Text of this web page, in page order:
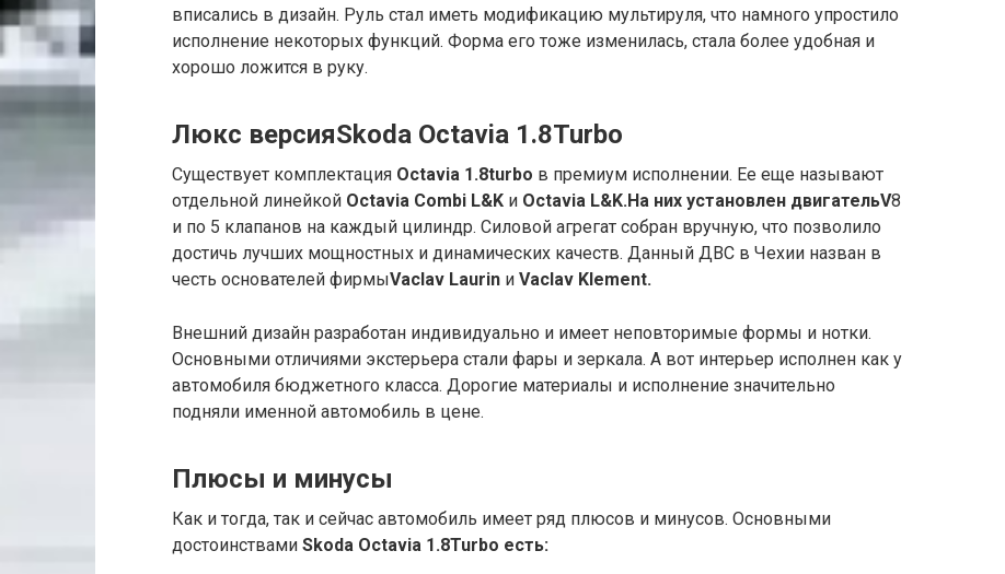
вписались в дизайн. Руль стал иметь модификацию мультируля, что намного упростило
исполнение некоторых функций. Форма его тоже изменилась, стала более удобная и
хорошо ложится в руку.
Люкс версияSkoda Octavia 1.8Turbo
Существует комплектация Octavia 1.8turbo в премиум исполнении. Ее еще называют
отдельной линейкой Octavia Combi L&K и Octavia L&K.На них установлен двигательV8
и по 5 клапанов на каждый цилиндр. Силовой агрегат собран вручную, что позволило
достичь лучших мощностных и динамических качеств. Данный ДВС в Чехии назван в
честь основателей фирмыVaclav Laurin и Vaclav Klement.
Внешний дизайн разработан индивидуально и имеет неповторимые формы и нотки.
Основными отличиями экстерьера стали фары и зеркала. А вот интерьер исполнен как у
автомобиля бюджетного класса. Дорогие материалы и исполнение значительно
подняли именной автомобиль в цене.
Плюсы и минусы
Как и тогда, так и сейчас автомобиль имеет ряд плюсов и минусов. Основными
достоинствами Skoda Octavia 1.8Turbo есть: